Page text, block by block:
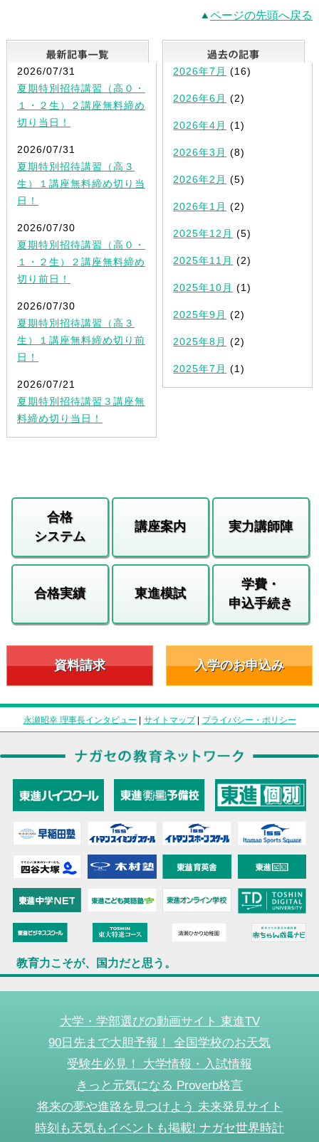
ページの先頭へ戻る
最新記事一覧
2026/07/31
夏期特別招待講習（高０・
１・２生）２講座無料締め
切り当日！
2026/07/31
夏期特別招待講習（高３
生）１講座無料締め切り当
日！
2026/07/30
夏期特別招待講習（高０・
１・２生）２講座無料締め
切り前日！
2026/07/30
夏期特別招待講習（高３
生）１講座無料締め切り前
日！
2026/07/21
夏期特別招待講習３講座無
料締め切り当日！
2026年7月 (16)
2026年6月 (2)
2026年4月 (1)
2026年3月 (8)
2026年2月 (5)
2026年1月 (2)
2025年12月 (5)
2025年11月 (2)
2025年10月 (1)
2025年9月 (2)
2025年8月 (2)
2025年7月 (1)
合格
システム
講座案内 実力講師陣
合格実績 東進模試
学費・
申込手続き
資料請求 入学のお申込み
永瀬昭幸 理事長インタビュー | サイトマップ| プライバシー・ポリシー
教育力こそが、国力だと思う。
大学・学部選びの動画サイト 東進TV
90日先まで大胆予報！ 全国学校のお天気
受験生必見！ 大学情報・入試情報
きっと元気になる Proverb格言
将来の夢や進路を見つけよう 未来発見サイト
時刻も天気もイベントも掲載! ナガセ世界時計